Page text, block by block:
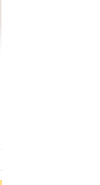
Copa menstrual - Vacíala sin
29,95 €